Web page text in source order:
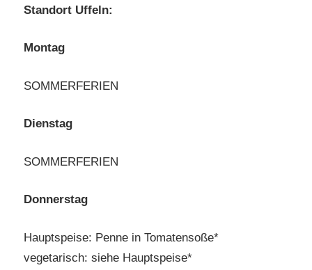
Standort Uffeln:
Montag
SOMMERFERIEN
Dienstag
SOMMERFERIEN
Donnerstag
Hauptspeise: Penne in Tomatensoße*
vegetarisch: siehe Hauptspeise*